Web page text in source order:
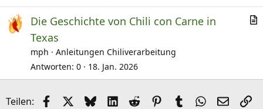
k
Die Geschichte von Chili con Carne in
Texas
mph
Anleitungen Chiliverarbeitung
Antworten 0 18. Jan. 2026
Teilen: FacebookX (Twitter)
BlueskyLinkedIn
Reddit Pinterest
Tumblr WhatsApp
E-Mail